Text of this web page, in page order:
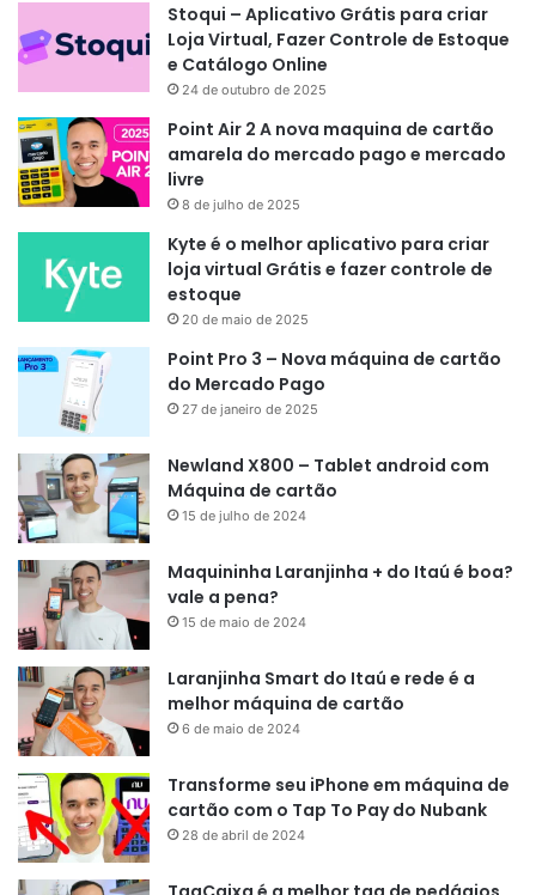
Stoqui – Aplicativo Grátis para criar
Loja Virtual, Fazer Controle de Estoque
e Catálogo Online
24 de outubro de 2025
Point Air 2 A nova maquina de cartão
amarela do mercado pago e mercado
livre
8 de julho de 2025
Kyte é o melhor aplicativo para criar
loja virtual Grátis e fazer controle de
estoque
20 de maio de 2025
Point Pro 3 – Nova máquina de cartão
do Mercado Pago
27 de janeiro de 2025
Newland X800 – Tablet android com
Máquina de cartão
15 de julho de 2024
Maquininha Laranjinha + do Itaú é boa?
vale a pena?
15 de maio de 2024
Laranjinha Smart do Itaú e rede é a
melhor máquina de cartão
6 de maio de 2024
Transforme seu iPhone em máquina de
cartão com o Tap To Pay do Nubank
28 de abril de 2024